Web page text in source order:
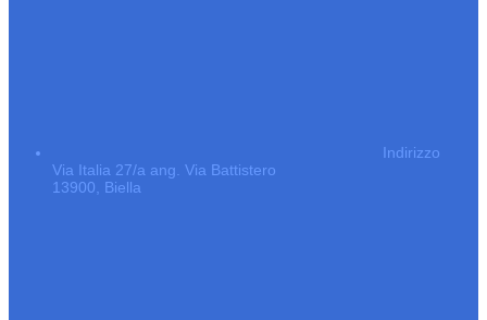
Indirizzo
Via Italia 27/a ang. Via Battistero
13900, Biella